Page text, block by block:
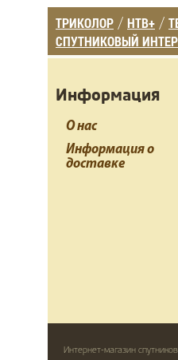
ТРИКОЛОР / НТВ+ /
СПУТНИКОВЫЙ
Информация
О нас
Информация о
доставке
Интернет-магазин